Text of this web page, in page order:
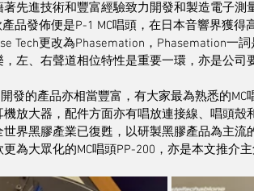
著先進技術和豐富經驗致力開發和製造電子
產品發佈便是P-1 MC唱頭，在日本音響界獲
Tech更改為Phasemation，Phasemation一詞
左、右聲道相位特性是重要一環，亦是公司
發的產品亦相當豐富，有大家最為熟悉的MC
放大器，配件方面亦有唱放連接線、唱頭
界黑膠產業已復甦，以研製黑膠產品為主
為大眾化的MC唱頭PP-200，亦是本文推介主